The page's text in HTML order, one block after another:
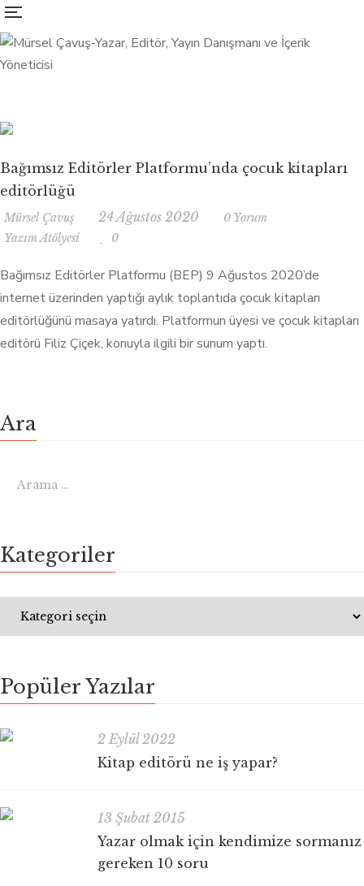
Bağımsız Editörler Platformu’nda çocuk kitapları
editörlüğü
Mürsel Çavuş 24 Ağustos 2020
0 Yorum
Yazım Atölyesi
0
Bağımsız Editörler Platformu (BEP) 9 Ağustos 2020’de
internet üzerinden yaptığı aylık toplantıda çocuk kitapları
editörlüğünü masaya yatırdı. Platformun üyesi ve çocuk kitapları
editörü Filiz Çiçek, konuyla ilgili bir sunum yaptı.
Ara
Kategoriler
Popüler Yazılar
2 Eylül 2022
Kitap editörü ne iş yapar?
13 Şubat 2015
Yazar olmak için kendimize sormanız
gereken 10 soru